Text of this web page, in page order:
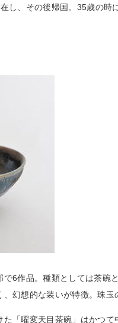
し、その後帰国。35歳の時
6作品。種類としては茶碗
幻想的な装いが特徴。珠玉
「曜変天目茶碗」はかつ